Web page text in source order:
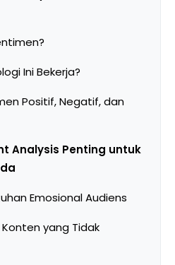
Ini Bekerja?
Positif, Negatif, dan
Analysis Penting untuk
Emosional Audiens
yang Tidak